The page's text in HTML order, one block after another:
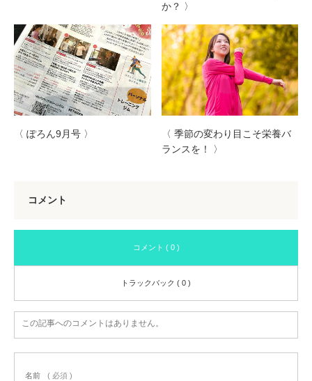
か？ 〉
〈 ぽろん9月号 〉
〈 季節の変わり目こそ栄養バ
ランスを！ 〉
コメント
コメント ( 0 )
トラックバック ( 0 )
この記事へのコメントはありません。
名前 ( 必須 )